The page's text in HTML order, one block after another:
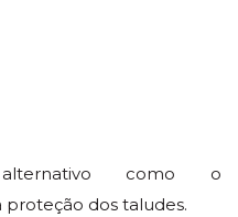
alternativo como o
dos taludes.